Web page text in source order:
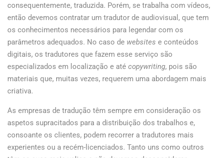
consequentemente, traduzida. Porém, se trabalha com vídeos,
então devemos contratar um tradutor de audiovisual, que tem
os conhecimentos necessários para legendar com os
parâmetros adequados. No caso de websites e conteúdos
digitais, os tradutores que fazem esse serviço são
especializados em localização e até copywriting, pois são
materiais que, muitas vezes, requerem uma abordagem mais
criativa.
As empresas de tradução têm sempre em consideração os
aspetos supracitados para a distribuição dos trabalhos e,
consoante os clientes, podem recorrer a tradutores mais
experientes ou a recém-licenciados. Tanto uns como outros